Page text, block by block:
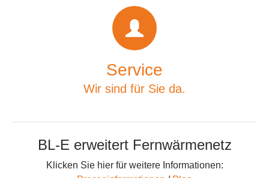
Service
Wir sind für Sie da.
BL-E erweitert Fernwärmenetz
Klicken Sie hier für weitere Informationen: